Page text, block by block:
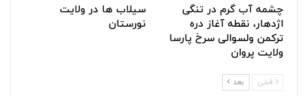
چشمه آب گرم در تنگی
اژدهار، نقطه آغاز دره
ترکمن ولسوالی سرخ پارسا
ولایت پروان
سیلاب ها در ولایت
نورستان
قبلی بعد